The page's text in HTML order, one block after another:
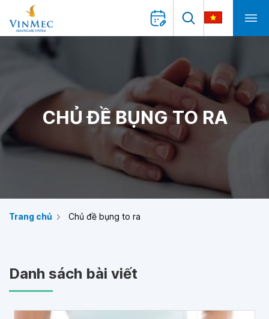
CHỦ ĐỀ BỤNG TO RA
Trang chủ Chủ đề bụng to ra
Danh sách bài viết